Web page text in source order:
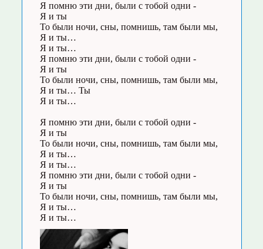
Я помню эти дни, были с тобой одни -
Я и ты
То были ночи, сны, помнишь, там были мы,
Я и ты…
Я и ты…
Я помню эти дни, были с тобой одни -
Я и ты
То были ночи, сны, помнишь, там были мы,
Я и ты… Ты
Я и ты…
Я помню эти дни, были с тобой одни -
Я и ты
То были ночи, сны, помнишь, там были мы,
Я и ты…
Я и ты…
Я помню эти дни, были с тобой одни -
Я и ты
То были ночи, сны, помнишь, там были мы,
Я и ты…
Я и ты…